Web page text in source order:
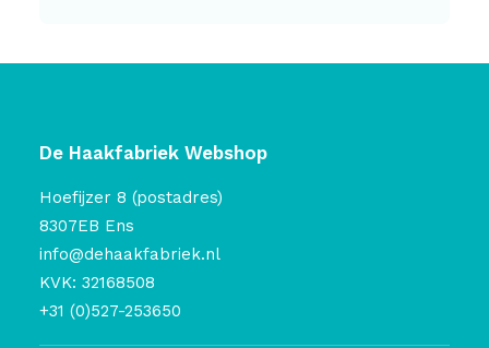
De Haakfabriek Webshop
Hoefijzer 8 (postadres)
8307EB Ens
info@dehaakfabriek.nl
KVK: 32168508
+31 (0)527-253650